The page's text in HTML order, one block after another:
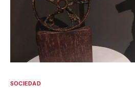
SOCIEDAD